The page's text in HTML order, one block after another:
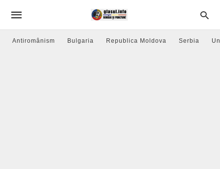
Antiromânism Bulgaria Republica Moldova Serbia